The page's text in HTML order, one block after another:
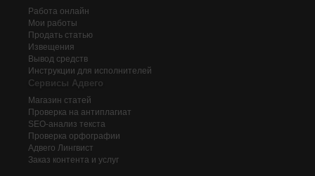
Работа онлайн
Мои работы
Продать статью
Извещения
Вывод средств
Инструкции для исполнителей
Сервисы Адвего
Магазин статей
Проверка на антиплагиат
SEO-анализ текста
Проверка орфографии
Адвего Лингвист
Заказ контента и услуг